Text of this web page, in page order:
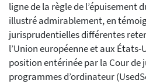
ligne de la règle de l’épuisement
illustré admirablement, en
jurisprudentielles différentes
l’Union européenne et aux États-
position entérinée par la Cour de
programmes d’ordinateur